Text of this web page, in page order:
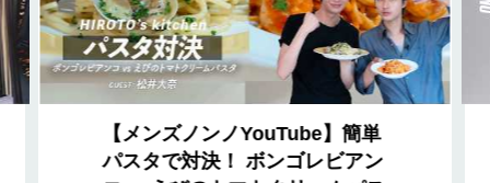
【メンズノンノYouTube】簡単
パスタで対決！ ボンゴレビアン